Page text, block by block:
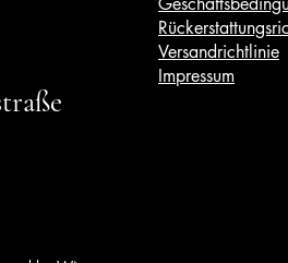
Versandrichtlinie
Impressum